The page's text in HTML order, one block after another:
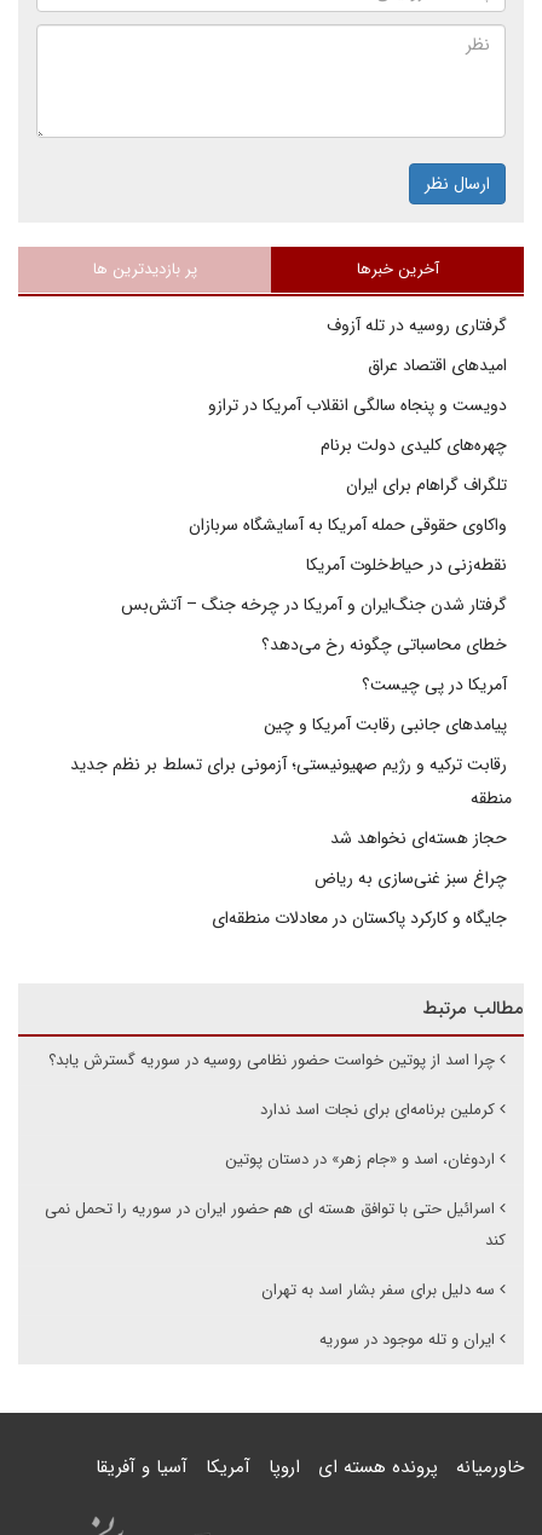
ارسال نظر
آخرین خبرها پر بازدیدترین ها
گرفتاری روسیه در تله آزوف
امیدهای اقتصاد عراق
دویست و پنجاه سالگی انقلاب آمریکا در ترازو
چهره‌های کلیدی دولت برنام
تلگراف گراهام برای ایران
واکاوی حقوقی حمله آمریکا به آسایشگاه سربازان
نقطه‌زنی در حیاط‌خلوت آمریکا
گرفتار شدن جنگ‌ایران و آمریکا در چرخه جنگ – آتش‌بس
خطای محاسباتی چگونه رخ می‌دهد؟
آمریکا در پی چیست؟
پیامدهای جانبی رقابت آمریکا و چین
رقابت ترکیه و رژیم صهیونیستی؛ آزمونی برای تسلط بر نظم جدید
منطقه
حجاز هسته‌ای نخواهد شد
چراغ سبز غنی‌سازی به ریاض
جایگاه و کارکرد پاکستان در معادلات منطقه‌ای
مطالب مرتبط
چرا اسد از پوتین خواست حضور نظامی روسیه در سوریه گسترش یابد؟
کرملین برنامه‌ای برای نجات اسد ندارد
اردوغان، اسد و «جام زهر» در دستان پوتین
اسرائیل حتی با توافق هسته ای هم حضور ایران در سوریه را تحمل نمی
کند
سه دلیل برای سفر بشار اسد به تهران
ایران و تله موجود در سوریه
خاورمیانه پرونده هسته ای اروپا آمریکا آسیا و آفریقا